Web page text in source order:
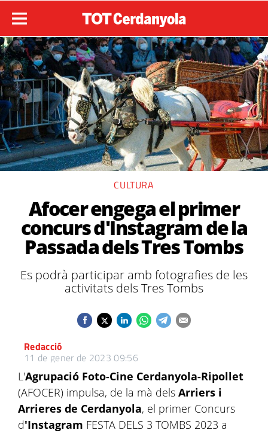
CULTURA
Afocer engega el primer
concurs d'Instagram de la
Passada dels Tres Tombs
Es podrà participar amb fotografies de les
activitats dels Tres Tombs
Redacció
11 de gener de 2023 09:56
L'Agrupació Foto-Cine Cerdanyola-Ripollet
(AFOCER) impulsa, de la mà dels Arriers i
Arrieres de Cerdanyola, el primer Concurs
d'Instagram FESTA DELS 3 TOMBS 2023 a